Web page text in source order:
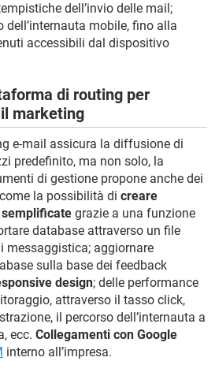
dell’invio delle mail;
mobile, fino alla
accessibili dal dispositivo
di routing per
marketing
e-mail assicura la diffusione di
predefinito, ma non solo, la
di gestione propone anche dei
come la possibilità di creare
grazie a una funzione
database attraverso un file
messaggistica; aggiornare
sulla base dei feedback
design; delle performance
attraverso il tasso click,
il percorso dell’internauta a
ecc. Collegamenti con Google
interno all’impresa.